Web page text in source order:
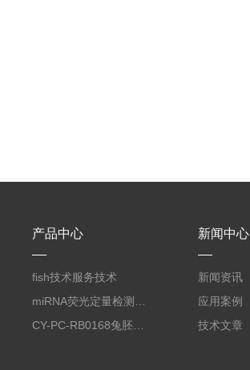
产品中心
fish技术服务技术
新闻中心
新闻资讯
应用案例
技术文章